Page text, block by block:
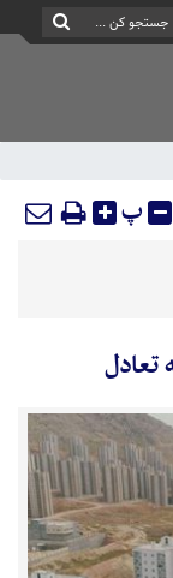
پ
تعادل